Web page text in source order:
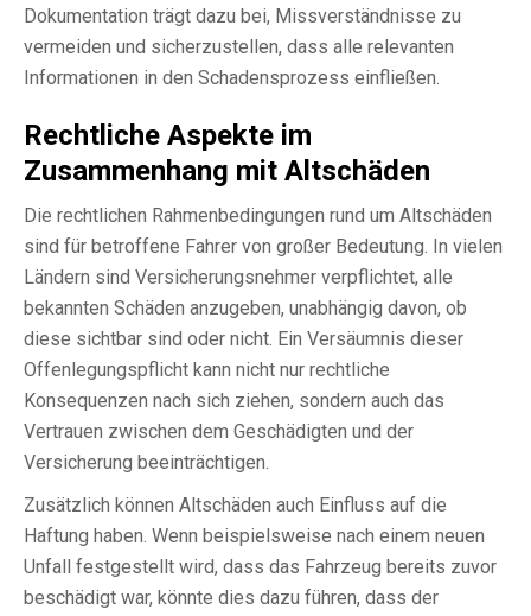
Dokumentation trägt dazu bei, Missverständnisse zu
vermeiden und sicherzustellen, dass alle relevanten
Informationen in den Schadensprozess einfließen.
Rechtliche Aspekte im
Zusammenhang mit Altschäden
Die rechtlichen Rahmenbedingungen rund um Altschäden
sind für betroffene Fahrer von großer Bedeutung. In vielen
Ländern sind Versicherungsnehmer verpflichtet, alle
bekannten Schäden anzugeben, unabhängig davon, ob
diese sichtbar sind oder nicht. Ein Versäumnis dieser
Offenlegungspflicht kann nicht nur rechtliche
Konsequenzen nach sich ziehen, sondern auch das
Vertrauen zwischen dem Geschädigten und der
Versicherung beeinträchtigen.
Zusätzlich können Altschäden auch Einfluss auf die
Haftung haben. Wenn beispielsweise nach einem neuen
Unfall festgestellt wird, dass das Fahrzeug bereits zuvor
beschädigt war, könnte dies dazu führen, dass der